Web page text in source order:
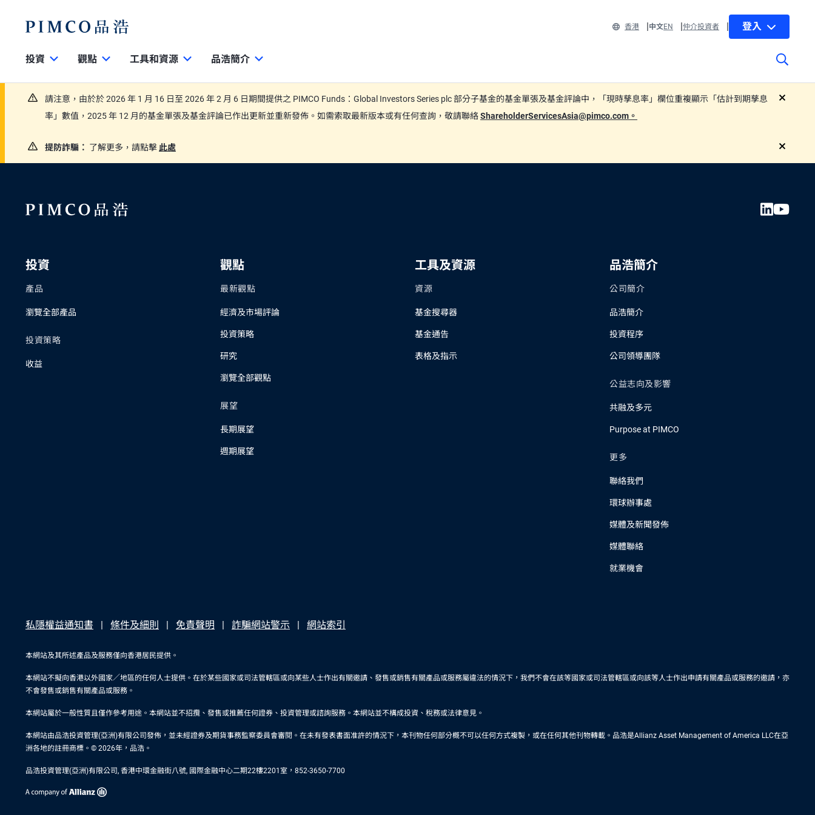
香港 中文EN 仲介投資者 登入
投資 觀點 工具和資源 品浩簡介
請注意，由於於 2026 年 1 月 16 日至 2026 年 2 月 6 日期間提供之 PIMCO Funds：Global Investors Series plc 部分子基金的基金單張及基金評論中，「現時孳息率」欄位重複顯示「估計到期孳息
率」數值，2025 年 12 月的基金單張及基金評論已作出更新並重新發佈。如需索取最新版本或有任何查詢，敬請聯絡ShareholderServicesAsia@pimco.com。
提防詐騙： 了解更多，請點擊 此處
投資
產品
瀏覽全部產品
投資策略
收益
觀點
最新觀點
經濟及市場評論
投資策略
研究
瀏覽全部觀點
展望
長期展望
週期展望
工具及資源
資源
基金搜尋器
基金通告
表格及指示
品浩簡介
公司簡介
品浩簡介
投資程序
公司領導團隊
公益志向及影響
共融及多元
Purpose at PIMCO
更多
聯絡我們
環球辦事處
媒體及新聞發佈
媒體聯絡
就業機會
私隱權益通知書 條件及細則 免責聲明 詐騙網站警示 網站索引
本網站及其所述產品及服務僅向香港居民提供。
本網站不擬向香港以外國家／地區的任何人士提供。在於某些國家或司法管轄區或向某些人士作出有關邀請、發售或銷售有關產品或服務屬違法的情況下，我們不會在該等國家或司法管轄區或向該等人士作出申請有關產品或服務的邀請，亦
不會發售或銷售有關產品或服務。
本網站屬於一般性質且僅作參考用途。本網站並不招攬、發售或推薦任何證券、投資管理或諮詢服務。本網站並不構成投資、稅務或法律意見。
本網站由品浩投資管理(亞洲)有限公司發佈，並未經證券及期貨事務監察委員會審閱。在未有發表書面准許的情況下，本刊物任何部分概不可以任何方式複製，或在任何其他刊物轉載。品浩是Allianz Asset Management of America LLC在亞
洲各地的註冊商標。© 2026年，品浩。
品浩投資管理(亞洲)有限公司, 香港中環金融街八號, 國際金融中心二期22樓2201室，852-3650-7700